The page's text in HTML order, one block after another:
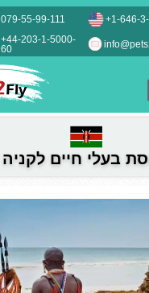
079-55-99-111
+1-646-
+44-203-1-5000-
60
בעלי חיים לקניה